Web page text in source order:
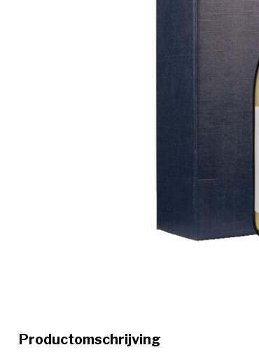
Productomschrijving